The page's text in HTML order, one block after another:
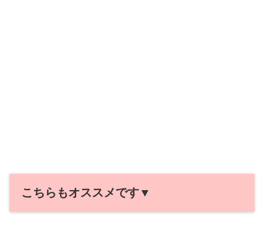
こちらもオススメです▼